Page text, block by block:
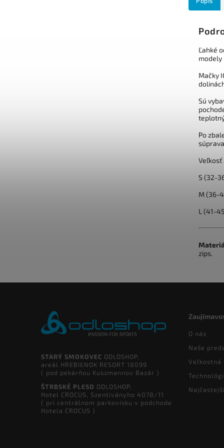
Ľahké
modely
Mačky
Sú
Po
Veľkosť
S (32-
M (36-
L (41-
zips.
STARÝ SMOKOVEC ODLOSHOP,
areál HREBIENOK RESORT 18099
( pod pekárňou Kuszmannov Bazár )
ŠTRBSKÉ PLESO ODLOSHOP,
Hotel CROCUS, Szentiványho 4078/11
( pri centrálnom parkovisku v podchode
Hotela CROCUS )
O nás
Naše
Veľkostná